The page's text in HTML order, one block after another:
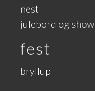
nest
julebord og show
fest
bryllup